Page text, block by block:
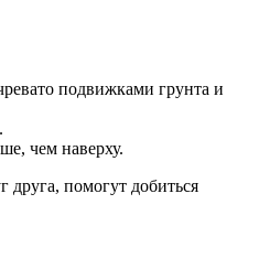
подвижками грунта и
чем наверху.
помогут добиться